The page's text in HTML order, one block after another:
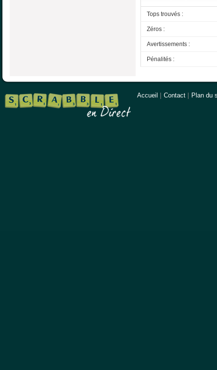
Tops trouvés :
Zéros :
Avertissements :
Pénalités :
Accueil Contact Plan du